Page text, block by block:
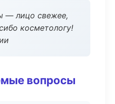
— лицо свежее,
косметологу!
вопросы